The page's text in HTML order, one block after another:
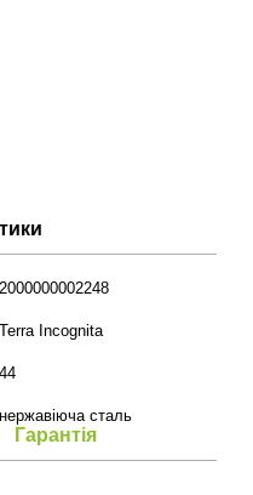
2000000002248
Terra Incognita
44
нержавіюча сталь
Гарантія